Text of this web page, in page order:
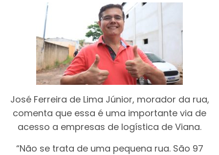
José Ferreira de Lima Júnior, morador da rua,
comenta que essa é uma importante via de
acesso a empresas de logística de Viana.
“Não se trata de uma pequena rua. São 97